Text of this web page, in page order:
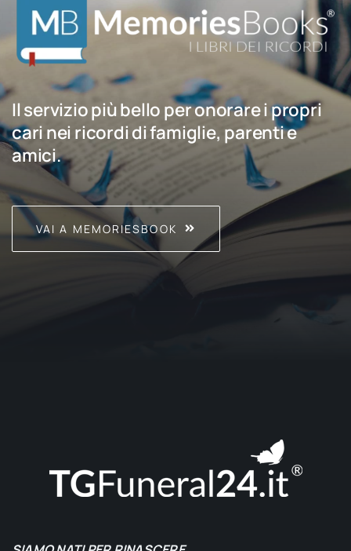
Il servizio più bello per onorare i propri
cari nei ricordi di famiglie, parenti e
amici.
VAI A MEMORIESBOOK